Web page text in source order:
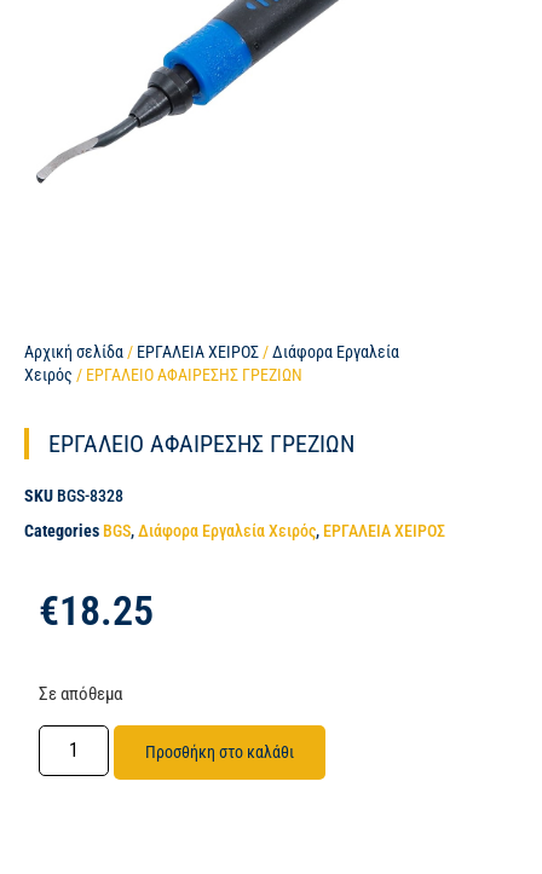
Αρχική σελίδα / ΕΡΓΑΛΕΙΑ ΧΕΙΡΟΣ /Διάφορα Εργαλεία
Χειρός / ΕΡΓΑΛΕΙΟ ΑΦΑΙΡΕΣΗΣ ΓΡΕΖΙΩΝ
ΕΡΓΑΛΕΙΟ ΑΦΑΙΡΕΣΗΣ ΓΡΕΖΙΩΝ
SKU BGS-8328
Categories BGS,Διάφορα Εργαλεία Χειρός, ΕΡΓΑΛΕΙΑ ΧΕΙΡΟΣ
€18.25
Σε απόθεμα
Προσθήκη στο καλάθι